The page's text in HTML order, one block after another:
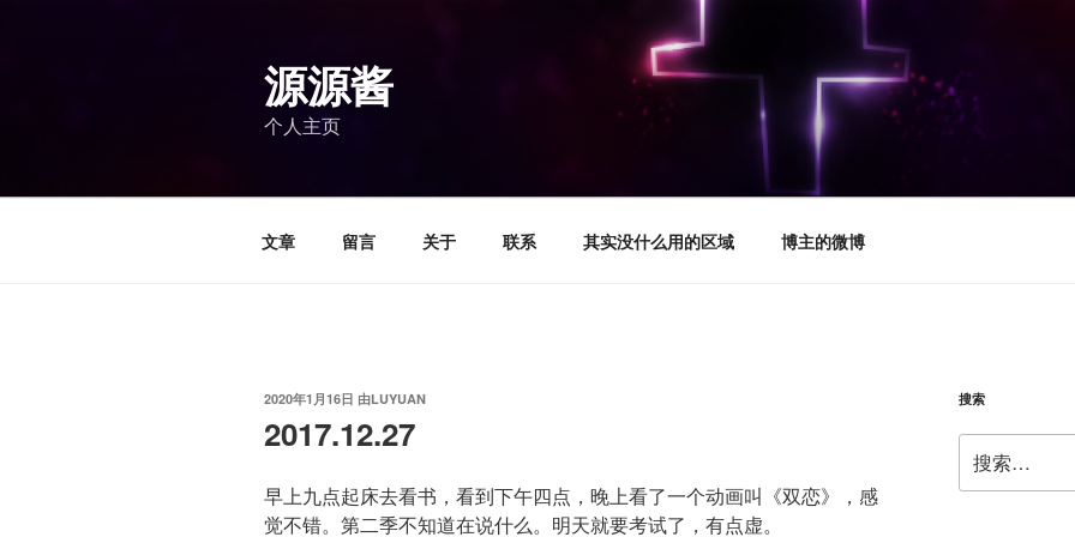
源源酱
个人主页
文章 留言 关于 联系 其实没什么用的区域 博主的微博
发
于
2020年1月16日 由LUYUAN
2017.12.27
早上九点起床去看书，看到下午四点，晚上看了一个动画叫《双恋》，感
觉不错。第二季不知道在说什么。明天就要考试了，有点虚。
搜索
索：